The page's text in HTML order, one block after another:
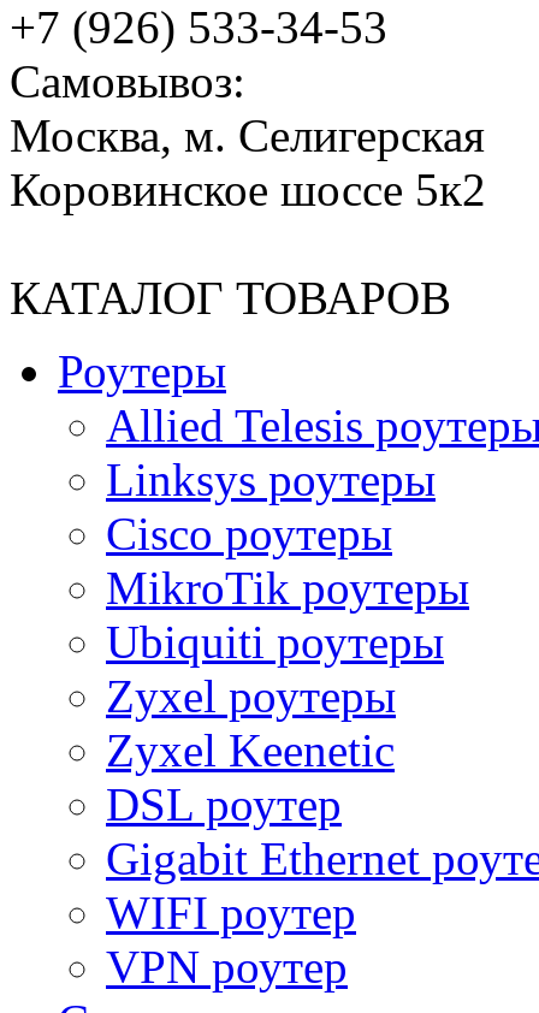
+7 (926) 533-34-53
Cамовывоз:
Москва, м. Селигерская
Коровинское шоссе 5к2
КАТАЛОГ ТОВАРОВ
Роутеры
Allied Telesis
Linksys роутеры
Cisco роутеры
MikroTik роутеры
Ubiquiti роутеры
Zyxel роутеры
Zyxel Keenetic
DSL роутер
Gigabit Ethernet
WIFI роутер
VPN роутер